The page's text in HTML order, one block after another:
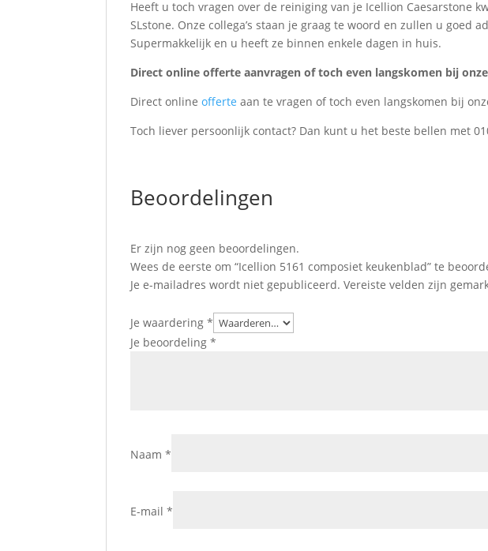
Heeft u toch vragen over de reiniging van je Icellion Caesarstone
SLstone. Onze collega’s staan je graag te woord en zullen u
Supermakkelijk en u heeft ze binnen enkele dagen in huis.
Direct online offerte aanvragen of toch even langskomen bij onze
Direct onlineofferteaan te vragen of toch even langskomen bij
Toch liever persoonlijk contact? Dan kunt u het beste bellen met
Beoordelingen
Er zijn nog geen beoordelingen.
Wees de eerste om “Icellion 5161 composiet keukenblad” te
Je e-mailadres wordt niet gepubliceerd. Vereiste velden zijn
Je waardering*
Je beoordeling*
Naam*
E-mail*